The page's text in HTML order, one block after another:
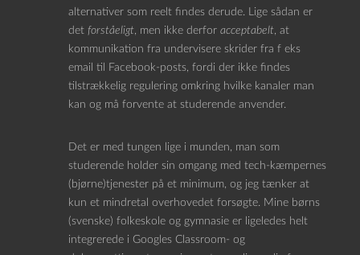
alternativer som reelt findes derude. Lige sådan er
det forståeligt , men ikke derfor acceptabelt , at
kommunikation fra undervisere skrider fra f eks
email til Facebook-posts, fordi der ikke findes
tilstrækkelig regulering omkring hvilke kanaler man
kan og må forvente at studerende anvender.
Det er med tungen lige i munden, man som
studerende holder sin omgang med tech-kæmpernes
(bjørne)tjenester på et minimum, og jeg tænker at
kun et mindretal overhovedet forsøgte. Mine børns
(svenske) folkeskole og gymnasie er ligeledes helt
integrerede i Googles Classroom- og